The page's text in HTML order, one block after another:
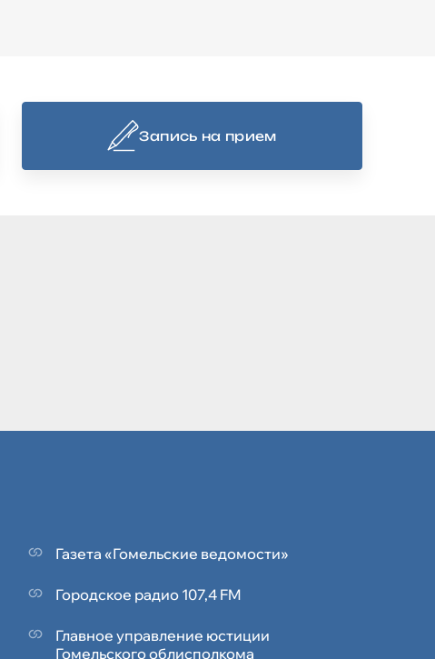
Запись на прием
Газета «Гомельские ведомости»
Городское радио 107,4 FM
Главное управление юстиции
Гомельского облисполкома